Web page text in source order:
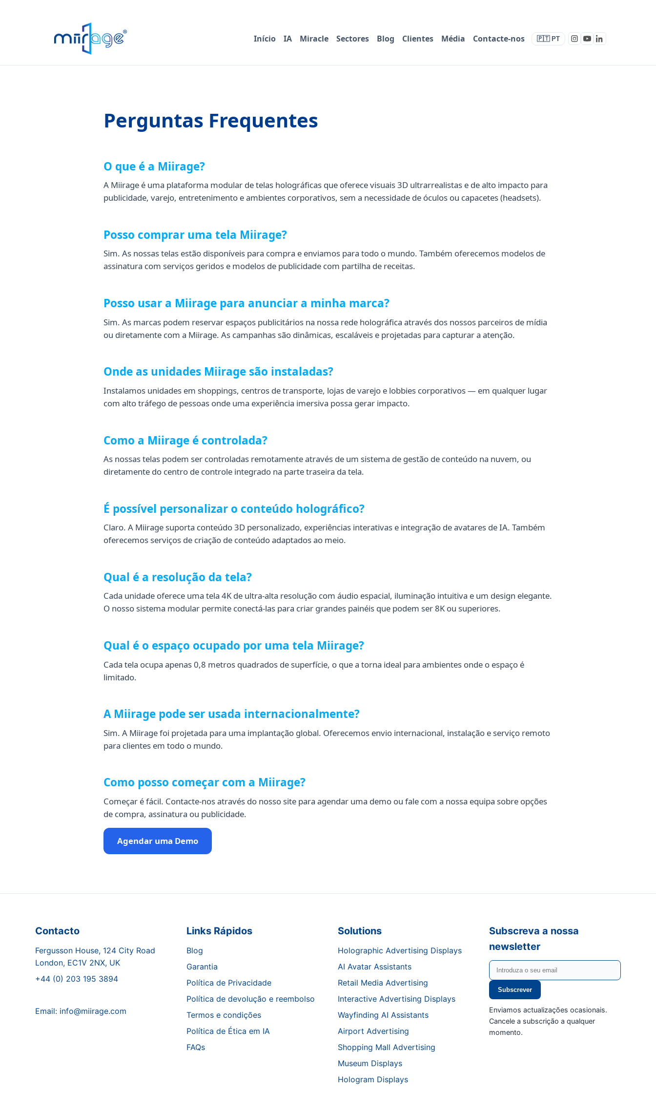
Início IA Miracle Sectores Blog Clientes Média Contacte-nos 🇵🇹 PT
Perguntas Frequentes
O que é a Miirage?
A Miirage é uma plataforma modular de telas holográficas que oferece visuais 3D ultrarrealistas e de alto impacto para
publicidade, varejo, entretenimento e ambientes corporativos, sem a necessidade de óculos ou capacetes (headsets).
Posso comprar uma tela Miirage?
Sim. As nossas telas estão disponíveis para compra e enviamos para todo o mundo. Também oferecemos modelos de
assinatura com serviços geridos e modelos de publicidade com partilha de receitas.
Posso usar a Miirage para anunciar a minha marca?
Sim. As marcas podem reservar espaços publicitários na nossa rede holográfica através dos nossos parceiros de mídia
ou diretamente com a Miirage. As campanhas são dinâmicas, escaláveis e projetadas para capturar a atenção.
Onde as unidades Miirage são instaladas?
Instalamos unidades em shoppings, centros de transporte, lojas de varejo e lobbies corporativos — em qualquer lugar
com alto tráfego de pessoas onde uma experiência imersiva possa gerar impacto.
Como a Miirage é controlada?
As nossas telas podem ser controladas remotamente através de um sistema de gestão de conteúdo na nuvem, ou
diretamente do centro de controle integrado na parte traseira da tela.
É possível personalizar o conteúdo holográfico?
Claro. A Miirage suporta conteúdo 3D personalizado, experiências interativas e integração de avatares de IA. Também
oferecemos serviços de criação de conteúdo adaptados ao meio.
Qual é a resolução da tela?
Cada unidade oferece uma tela 4K de ultra-alta resolução com áudio espacial, iluminação intuitiva e um design elegante.
O nosso sistema modular permite conectá-las para criar grandes painéis que podem ser 8K ou superiores.
Qual é o espaço ocupado por uma tela Miirage?
Cada tela ocupa apenas 0,8 metros quadrados de superfície, o que a torna ideal para ambientes onde o espaço é
limitado.
A Miirage pode ser usada internacionalmente?
Sim. A Miirage foi projetada para uma implantação global. Oferecemos envio internacional, instalação e serviço remoto
para clientes em todo o mundo.
Como posso começar com a Miirage?
Começar é fácil. Contacte-nos através do nosso site para agendar uma demo ou fale com a nossa equipa sobre opções
de compra, assinatura ou publicidade.
Agendar uma Demo
Contacto
Fergusson House, 124 City Road
London, EC1V 2NX, UK
+44 (0) 203 195 3894
Email: info@miirage.com
Links Rápidos
Blog
Garantia
Política de Privacidade
Política de devolução e reembolso
Termos e condições
Política de Ética em IA
FAQs
Solutions
Holographic Advertising Displays
AI Avatar Assistants
Retail Media Advertising
Interactive Advertising Displays
Wayfinding AI Assistants
Airport Advertising
Shopping Mall Advertising
Museum Displays
Hologram Displays
Subscreva a nossa
newsletter
Subscrever
Enviamos actualizações ocasionais.
Cancele a subscrição a qualquer
momento.